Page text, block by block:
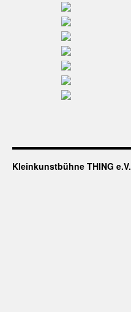
Kleinkunstbühne THING e.V.